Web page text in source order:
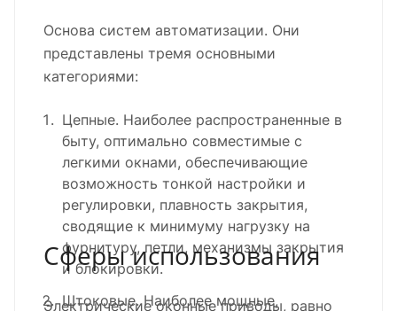
Основа систем автоматизации. Они
представлены тремя основными
категориями:
Цепные. Наиболее распространенные в
быту, оптимально совместимые с
легкими окнами, обеспечивающие
возможность тонкой настройки и
регулировки, плавность закрытия,
сводящие к минимуму нагрузку на
фурнитуру, петли, механизмы закрытия
и блокировки.
Штоковые. Наиболее мощные,
Сферы использования
Электрические оконные приводы, равно